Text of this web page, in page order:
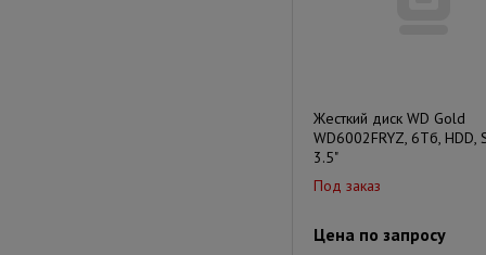
Жесткий диск WD Gold
WD6002FRYZ, 6Тб, HDD,
3.5"
Под заказ
Цена по запросу